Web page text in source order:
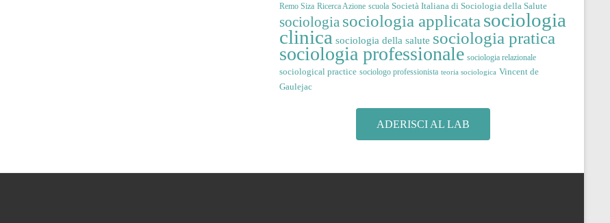
Remo Siza Ricerca Azione scuola Società Italiana di Sociologia della Salute
sociologia sociologia applicata sociologia
clinica sociologia della salute sociologia pratica
sociologia professionale sociologia relazionale
sociological practice sociologo professionista teoria sociologica Vincent de
Gaulejac
ADERISCI AL LAB